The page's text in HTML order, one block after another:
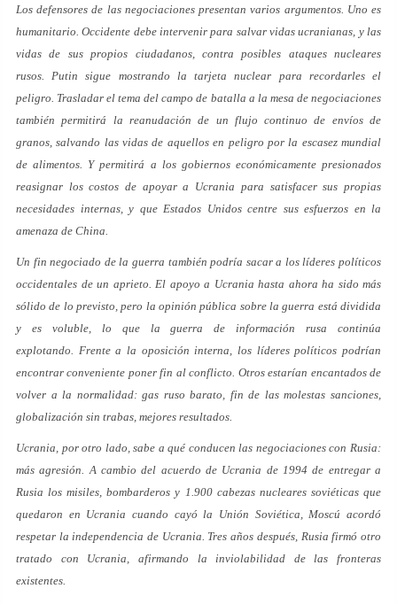
Los defensores de las negociaciones presentan varios argumentos. Uno es
humanitario. Occidente debe intervenir para salvar vidas ucranianas, y las
vidas de sus propios ciudadanos, contra posibles ataques nucleares
rusos. Putin sigue mostrando la tarjeta nuclear para recordarles el
peligro. Trasladar el tema del campo de batalla a la mesa de negociaciones
también permitirá la reanudación de un flujo continuo de envíos de
granos, salvando las vidas de aquellos en peligro por la escasez mundial
de alimentos. Y permitirá a los gobiernos económicamente presionados
reasignar los costos de apoyar a Ucrania para satisfacer sus propias
necesidades internas, y que Estados Unidos centre sus esfuerzos en la
amenaza de China.
Un fin negociado de la guerra también podría sacar a los líderes políticos
occidentales de un aprieto. El apoyo a Ucrania hasta ahora ha sido más
sólido de lo previsto, pero la opinión pública sobre la guerra está dividida
y es voluble, lo que la guerra de información rusa continúa
explotando. Frente a la oposición interna, los líderes políticos podrían
encontrar conveniente poner fin al conflicto. Otros estarían encantados de
volver a la normalidad: gas ruso barato, fin de las molestas sanciones,
globalización sin trabas, mejores resultados.
Ucrania, por otro lado, sabe a qué conducen las negociaciones con Rusia:
más agresión. A cambio del acuerdo de Ucrania de 1994 de entregar a
Rusia los misiles, bombarderos y 1.900 cabezas nucleares soviéticas que
quedaron en Ucrania cuando cayó la Unión Soviética, Moscú acordó
respetar la independencia de Ucrania. Tres años después, Rusia firmó otro
tratado con Ucrania, afirmando la inviolabilidad de las fronteras
existentes.